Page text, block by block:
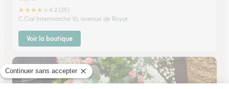
★★★★
4.2 (25)
C.Cial Intermarché 10, avenue de Royat
Voir la boutique